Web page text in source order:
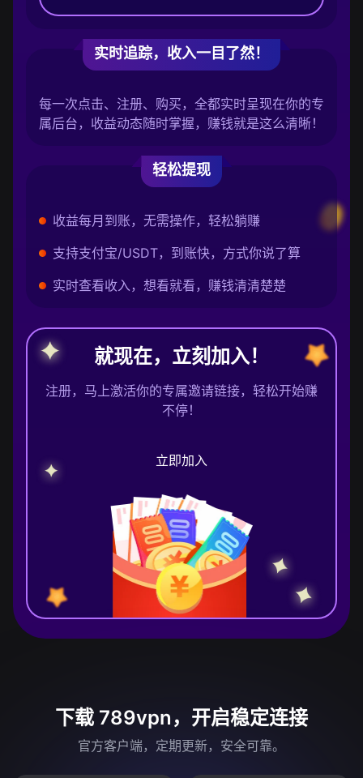
实时追踪，收入一目了然！
每一次点击、注册、购买，全都实时呈现在你的专
属后台，收益动态随时掌握，赚钱就是这么清晰！
轻松提现
收益每月到账，无需操作，轻松躺赚
支持支付宝/USDT，到账快，方式你说了算
实时查看收入，想看就看，赚钱清清楚楚
就现在，立刻加入！
注册，马上激活你的专属邀请链接，轻松开始赚
不停！
立即加入
下载 789vpn，开启稳定连接
官方客户端，定期更新，安全可靠。